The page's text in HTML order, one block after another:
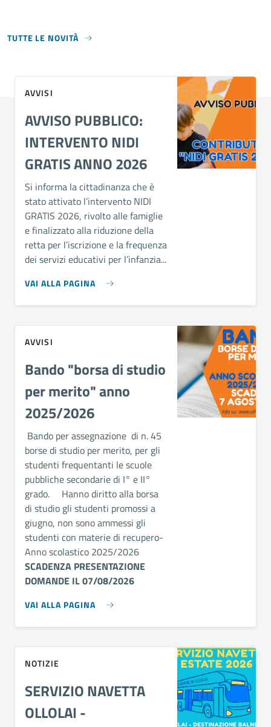
TUTTE LE NOVITÀ
AVVISI
AVVISO PUBBLICO:
INTERVENTO NIDI
GRATIS ANNO 2026
Si informa la cittadinanza che è
stato attivato l’intervento NIDI
GRATIS 2026, rivolto alle famiglie
e finalizzato alla riduzione della
retta per l’iscrizione e la frequenza
dei servizi educativi per l’infanzia...
VAI ALLA PAGINA
AVVISI
Bando "borsa di studio
per merito" anno
2025/2026
Bando per assegnazione di n. 45
borse di studio per merito, per gli
studenti frequentanti le scuole
pubbliche secondarie di I° e II°
grado. Hanno diritto alla borsa
di studio gli studenti promossi a
giugno, non sono ammessi gli
studenti con materie di recupero-
Anno scolastico 2025/2026
SCADENZA PRESENTAZIONE
DOMANDE IL 07/08/2026
VAI ALLA PAGINA
NOTIZIE
SERVIZIO NAVETTA
OLLOLAI -